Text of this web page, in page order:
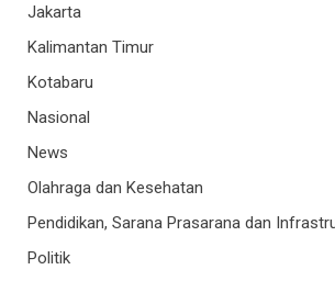
Jakarta
Kalimantan Timur
Kotabaru
Nasional
News
Olahraga dan Kesehatan
Pendidikan, Sarana Prasarana dan
Politik